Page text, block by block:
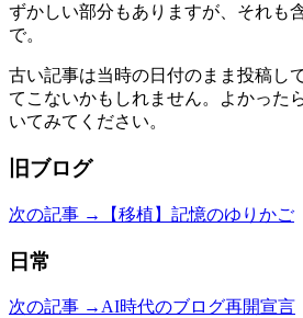
ずかしい部分もありますが、それも
で。
古い記事は当時の日付のまま投稿し
てこないかもしれません。よかった
いてみてください。
旧ブログ
次の記事 → 【移植】記憶のゆりかご
日常
次の記事 → AI時代のブログ再開宣言